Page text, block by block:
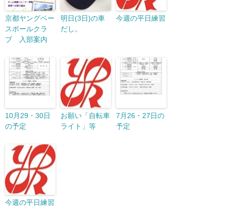
京都ヤングベー
スボールクラ
ブ 入部案内
明日(3日)の車
だし。
今週の平日練習
10月29・30日
の予定
お願い「自転車
ライト」等
7月26・27日の
予定
今週の平日練習